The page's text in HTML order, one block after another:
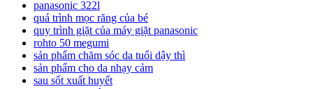
panasonic 322l
quá trình mọc răng của bé
quy trình giặt của máy giặt panasonic
rohto 50 megumi
sản phẩm chăm sóc da tuổi dậy thì
sản phẩm cho da nhạy cảm
sau sốt xuất huyết